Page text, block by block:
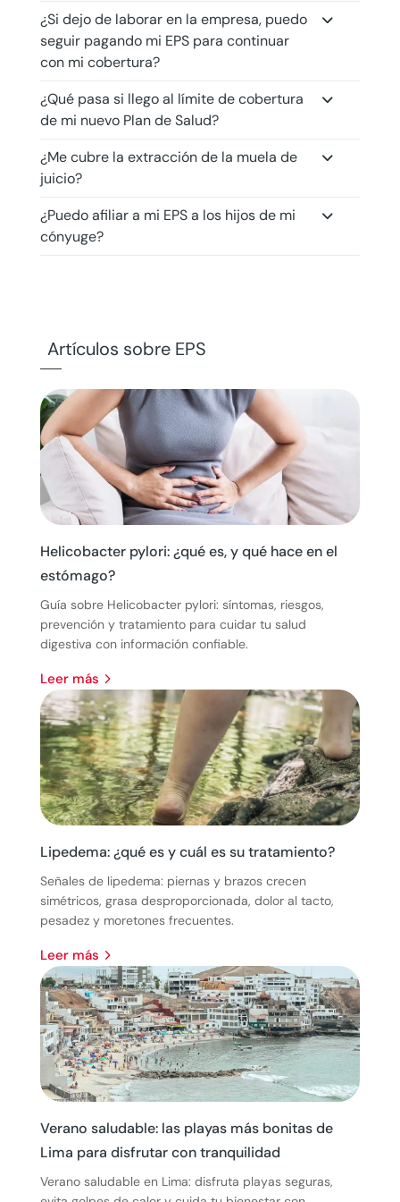
¿Si dejo de laborar en la empresa, puedo
seguir pagando mi EPS para continuar
con mi cobertura?
¿Qué pasa si llego al límite de cobertura
de mi nuevo Plan de Salud?
¿Me cubre la extracción de la muela de
juicio?
¿Puedo afiliar a mi EPS a los hijos de mi
cónyuge?
Artículos sobre EPS
Helicobacter pylori: ¿qué es, y qué hace en el
estómago?
Guía sobre Helicobacter pylori: síntomas, riesgos,
prevención y tratamiento para cuidar tu salud
digestiva con información confiable.
leer más
Lipedema: ¿qué es y cuál es su tratamiento?
Señales de lipedema: piernas y brazos crecen
simétricos, grasa desproporcionada, dolor al tacto,
pesadez y moretones frecuentes.
leer más
Verano saludable: las playas más bonitas de
Lima para disfrutar con tranquilidad
Verano saludable en Lima: disfruta playas seguras,